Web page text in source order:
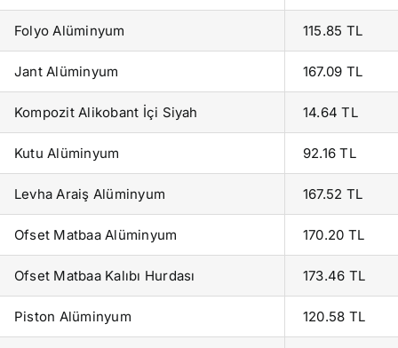
Folyo Alüminyum 115.85 TL
Jant Alüminyum 167.09 TL
Kompozit Alikobant İçi Siyah 14.64 TL
Kutu Alüminyum 92.16 TL
Levha Araiş Alüminyum 167.52 TL
Ofset Matbaa Alüminyum 170.20 TL
Ofset Matbaa Kalıbı Hurdası 173.46 TL
Piston Alüminyum 120.58 TL